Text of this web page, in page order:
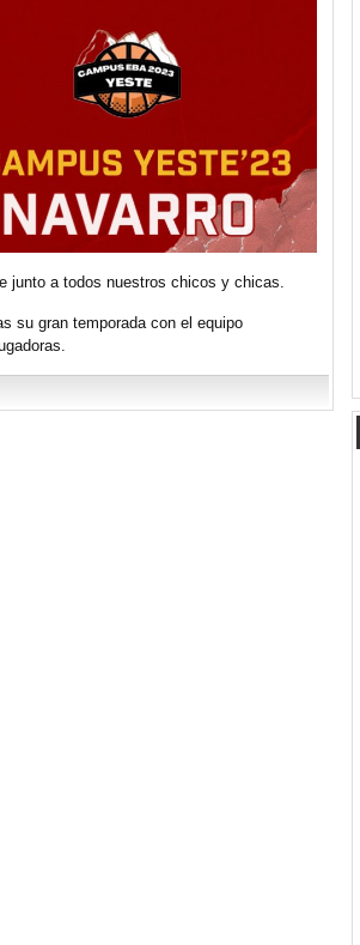
junto a todos nuestros chicos y chicas.
su gran temporada con el equipo